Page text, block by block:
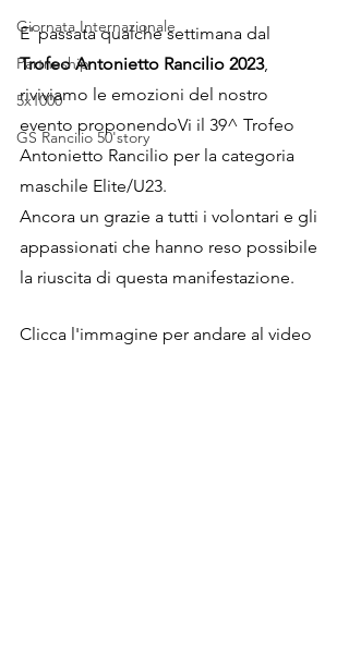
Giornata Internazionale
Partneship
5x1000
GS Rancilio 50'story
E' passata qualche settimana dal
Trofeo Antonietto Rancilio 2023,
riviviamo le emozioni del nostro
evento proponendoVi il 39^ Trofeo
Antonietto Rancilio per la categoria
maschile Elite/U23.
Ancora un grazie a tutti i volontari e gli
appassionati che hanno reso possibile
la riuscita di questa manifestazione.
Clicca l'immagine per andare al video